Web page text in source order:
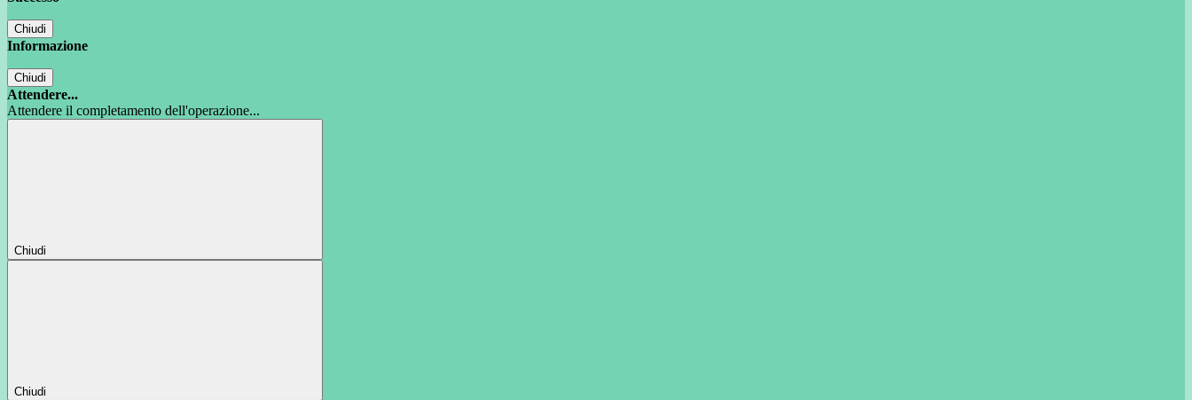
Chiudi
Informazione
Chiudi
Attendere...
Attendere il completamento dell'operazione...
Chiudi
Chiudi